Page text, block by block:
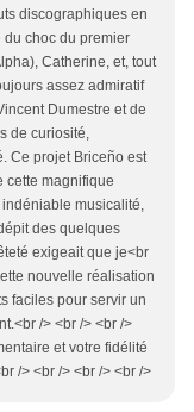
discographiques en
choc du premier
Catherine, et, tout
assez admiratif
Dumestre et de
de curiosité,
Ce projet Briceño est
cette magnifique
musicalité,
des quelques
exigeait que je<br
nouvelle réalisation
faciles pour servir un
/> <br /> <br />
et votre fidélité
/> <br /> <br /> <br />